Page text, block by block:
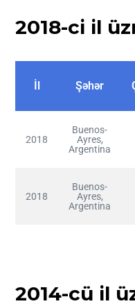
2018-ci il
İl Şəhər
2018
Buenos-
Ayres,
Argentina
2018
Buenos-
Ayres,
Argentina
2014-cü il